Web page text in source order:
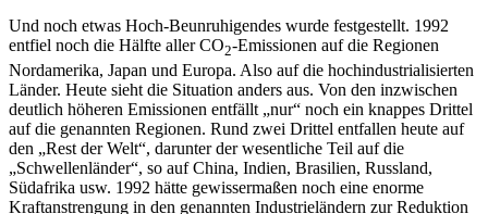
Und noch etwas Hoch-Beunruhigendes wurde festgestellt. 1992
entfiel noch die Hälfte aller CO2-Emissionen auf die Regionen
Nordamerika, Japan und Europa. Also auf die hochindustrialisierten
Länder. Heute sieht die Situation anders aus. Von den inzwischen
deutlich höheren Emissionen entfällt „nur“ noch ein knappes Drittel
auf die genannten Regionen. Rund zwei Drittel entfallen heute auf
den „Rest der Welt“, darunter der wesentliche Teil auf die
„Schwellenländer“, so auf China, Indien, Brasilien, Russland,
Südafrika usw. 1992 hätte gewissermaßen noch eine enorme
Kraftanstrengung in den genannten Industrieländern zur Reduktion